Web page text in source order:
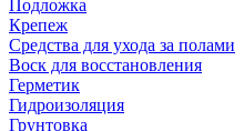
Подложка
Крепеж
Средства для ухода за полами
Воск для восстановления
Герметик
Гидроизоляция
Грунтовка